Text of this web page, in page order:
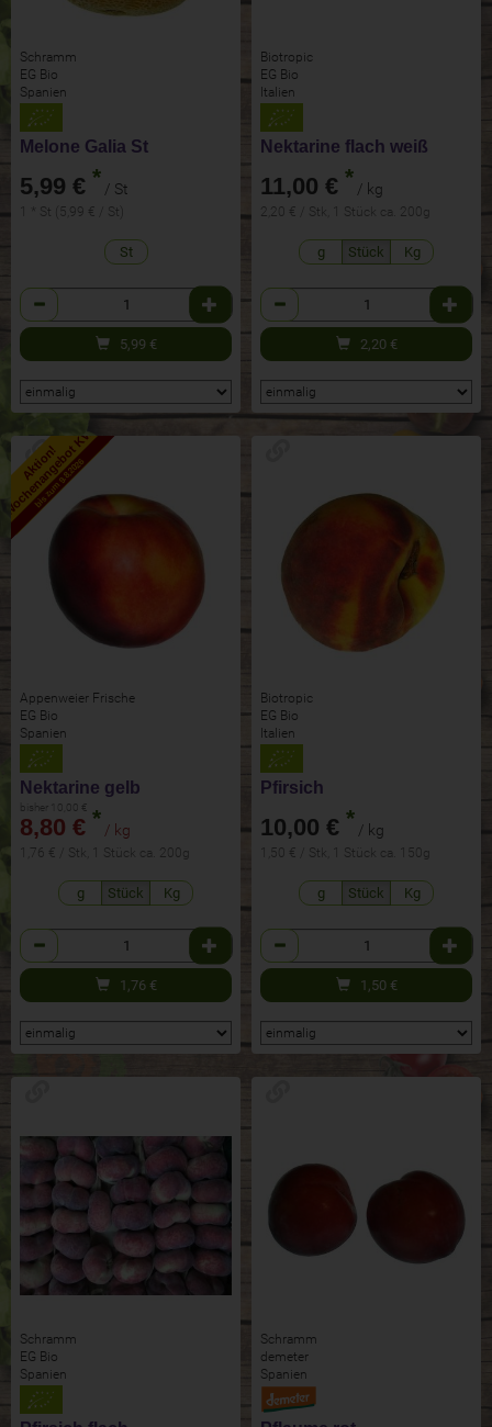
Schramm
EG Bio
Spanien
Melone Galia St
5,99 € * / St
1 * St (5,99 € / St)
St
Anzahl
5,99 €
Biotropic
EG Bio
Italien
Nektarine flach weiß
11,00 € * / kg
2,20 € / Stk, 1 Stück ca. 200g
g Stück Kg
Anzahl
2,20 €
Aktion!
Wochenangebot KW32
bis zum 9.8.2026
Appenweier Frische
EG Bio
Spanien
Nektarine gelb
bisher 10,00 €
8,80 €* / kg
1,76 € / Stk, 1 Stück ca. 200g
g Stück Kg
Anzahl
1,76 €
Biotropic
EG Bio
Italien
Pfirsich
10,00 € * / kg
1,50 € / Stk, 1 Stück ca. 150g
g Stück Kg
Anzahl
1,50 €
Schramm
EG Bio
Spanien
Schramm
demeter
Spanien